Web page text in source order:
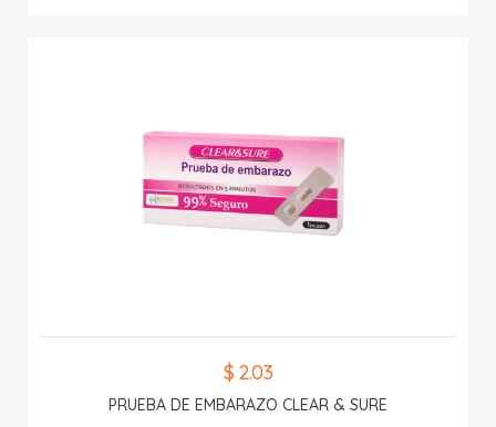
$ 2.03
PRUEBA DE EMBARAZO CLEAR & SURE